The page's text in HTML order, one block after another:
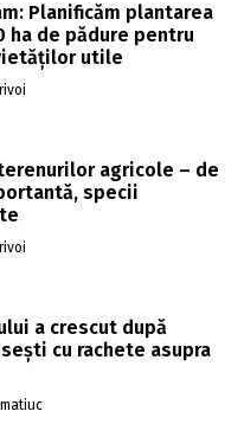
Planificăm plantarea
ha de pădure pentru
utile
agricole – de
specii
a crescut după
cu rachete asupra